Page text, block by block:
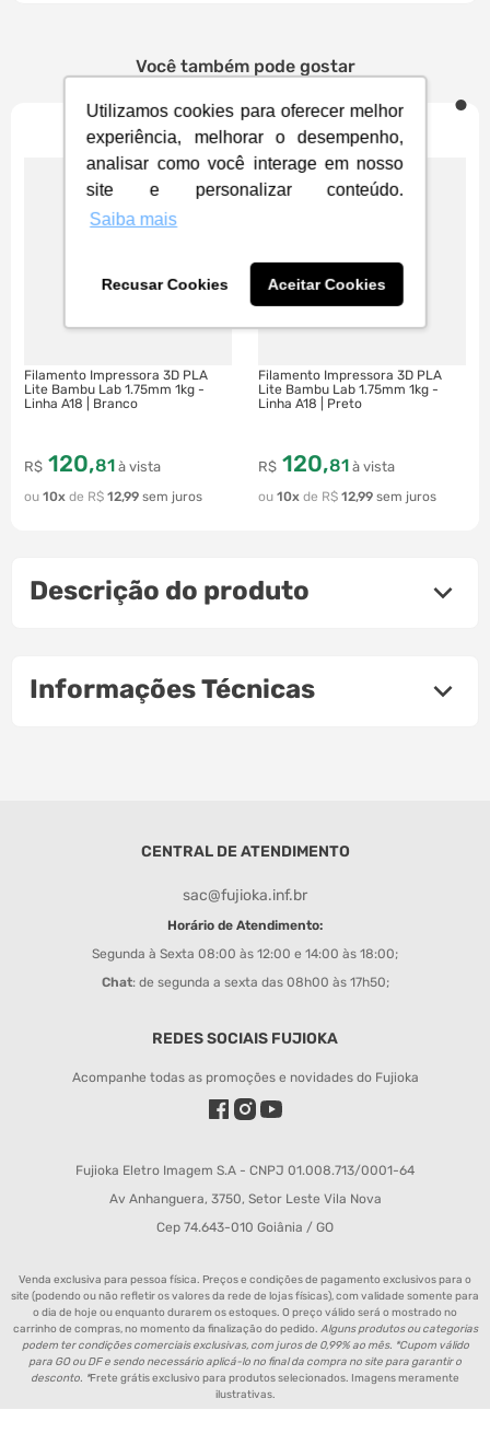
Utilizamos cookies para oferecer melhor
experiência, melhorar o desempenho,
analisar como você interage em nosso
site e personalizar conteúdo.
Saiba mais
Recusar Cookies Aceitar Cookies
Você também pode gostar
Filamento Impressora 3D PLA
Lite Bambu Lab 1.75mm 1kg -
Linha A18 | Branco
R$ 120,81 à vista
10 R$ 12,99
Filamento Impressora 3D PLA
Lite Bambu Lab 1.75mm 1kg -
Linha A18 | Preto
R$ 120,81 à vista
10 R$ 12,99
Descrição do produto
Informações Técnicas
CENTRAL DE ATENDIMENTO
sac@fujioka.inf.br
Horário de Atendimento:
Segunda à Sexta 08:00 às 12:00 e 14:00 às 18:00;
Chat: de segunda a sexta das 08h00 às 17h50;
REDES SOCIAIS FUJIOKA
Acompanhe todas as promoções e novidades do Fujioka
Fujioka Eletro Imagem S.A - CNPJ 01.008.713/0001-64
Av Anhanguera, 3750, Setor Leste Vila Nova
Cep 74.643-010 Goiânia / GO
Venda exclusiva para pessoa física. Preços e condições de pagamento exclusivos para o
site (podendo ou não refletir os valores da rede de lojas físicas), com validade somente para
o dia de hoje ou enquanto durarem os estoques. O preço válido será o mostrado no
carrinho de compras, no momento da finalização do pedido. Alguns produtos ou categorias
podem ter condições comerciais exclusivas, com juros de 0,99% ao mês. *Cupom válido
para GO ou DF e sendo necessário aplicá-lo no final da compra no site para garantir o
desconto. *Frete grátis exclusivo para produtos selecionados. Imagens meramente
ilustrativas.